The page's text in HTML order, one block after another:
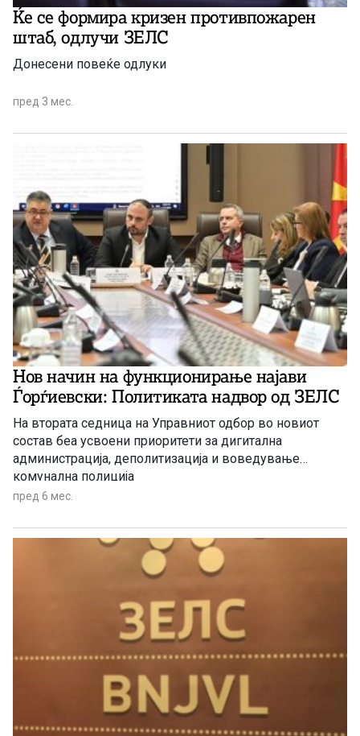
Ќе се формира кризен противпожарен
штаб, одлучи ЗЕЛС
Донесени повеќе одлуки
пред 3 мес.
Нов начин на функционирање најави
Ѓорѓиевски: Политиката надвор од ЗЕЛС
На втората седница на Управниот одбор во новиот
состав беа усвоени приоритети за дигитална
администрација, деполитизација и воведување
комунална полиција
пред 6 мес.